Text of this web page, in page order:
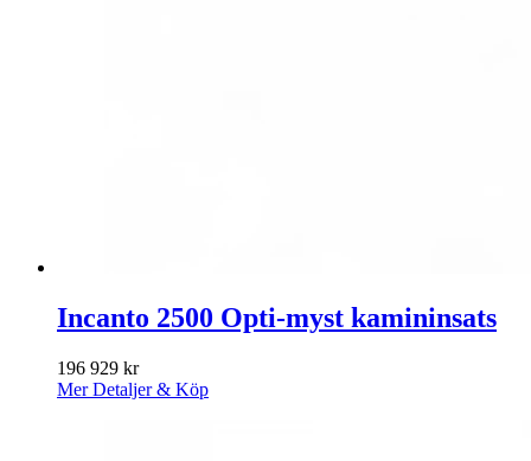
Incanto 2500 Opti-myst kamininsats
196 929 kr
Mer Detaljer & Köp